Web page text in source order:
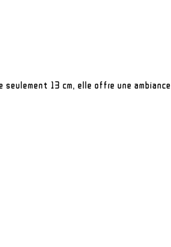
13 cm, elle offre une ambiance